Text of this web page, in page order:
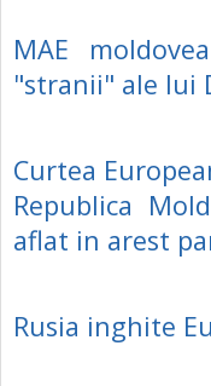
MAE
"stranii" ale lui
Curtea
Republica
aflat in arest
Rusia inghite